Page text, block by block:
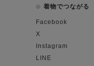
着物でつながる
Facebook
X
Instagram
LINE